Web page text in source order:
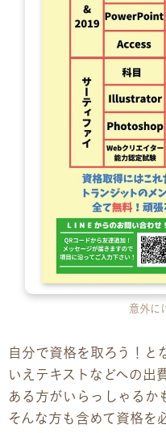
採用情報
意外に
自分で資格を取ろう！と
いえテキストなどへの出
ある方がいらっしゃるか
そんな方も含めて資格を